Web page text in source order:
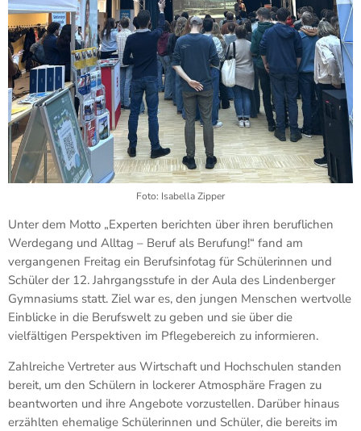
Foto: Isabella Zipper
Unter dem Motto „Experten berichten über ihren beruflichen
Werdegang und Alltag – Beruf als Berufung!“ fand am
vergangenen Freitag ein Berufsinfotag für Schülerinnen und
Schüler der 12. Jahrgangsstufe in der Aula des Lindenberger
Gymnasiums statt. Ziel war es, den jungen Menschen wertvolle
Einblicke in die Berufswelt zu geben und sie über die
vielfältigen Perspektiven im Pflegebereich zu informieren.
Zahlreiche Vertreter aus Wirtschaft und Hochschulen standen
bereit, um den Schülern in lockerer Atmosphäre Fragen zu
beantworten und ihre Angebote vorzustellen. Darüber hinaus
erzählten ehemalige Schülerinnen und Schüler, die bereits im